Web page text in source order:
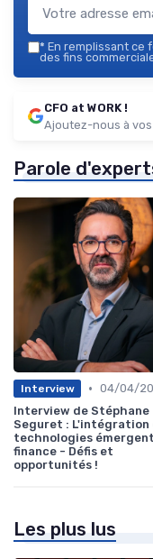
* En remplissant ce
des fins
CFO at WORK !
Ajoutez-nous à
Parole
Interview • 04/04/
Interview de Stéphane
Seguret : L'intégration
technologies
finance - Défis et
opportunités !
Les plus lus